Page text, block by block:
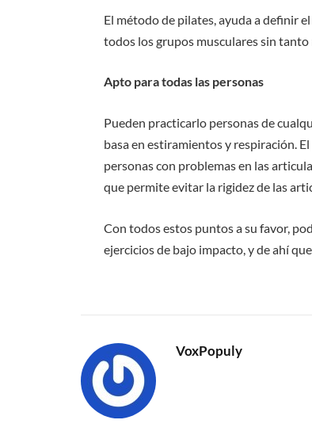
El método de pilates, ayuda a definir
todos los grupos musculares sin
Apto para todas las personas
Pueden practicarlo personas de
basa en estiramientos y respiración.
personas con problemas en las
que permite evitar la rigidez de las
Con todos estos puntos a su favor,
ejercicios de bajo impacto, y de ahí
VoxPopuly